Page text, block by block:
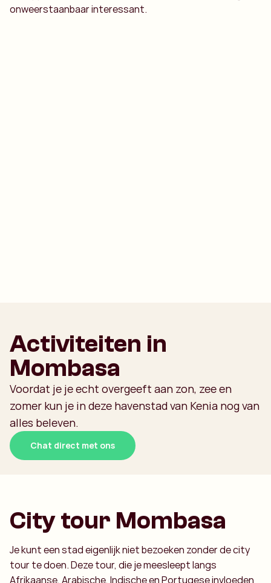
onweerstaanbaar interessant.
Activiteiten in
Mombasa
Voordat je je echt overgeeft aan zon, zee en
zomer kun je in deze havenstad van Kenia nog van
alles beleven.
Chat direct met ons
City tour Mombasa
Je kunt een stad eigenlijk niet bezoeken zonder de city
tour te doen. Deze tour, die je meesleept langs
Afrikaanse, Arabische, Indische en Portugese invloeden